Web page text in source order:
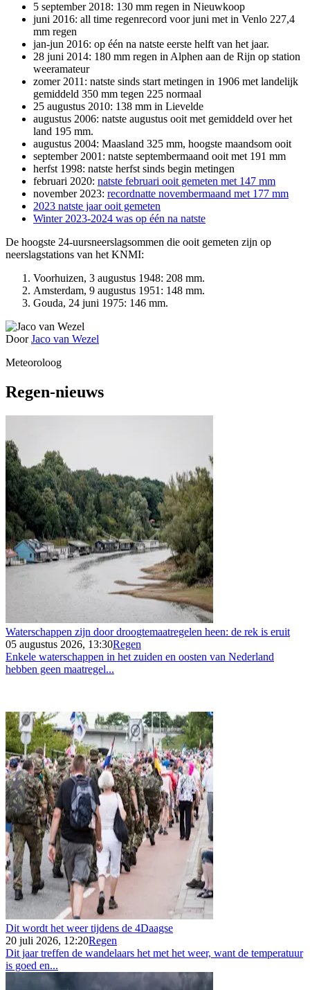
5 september 2018: 130 mm regen in Nieuwkoop
juni 2016: all time regenrecord voor juni met in Venlo 227,4
mm regen
jan-jun 2016: op één na natste eerste helft van het jaar.
28 juni 2014: 180 mm regen in Alphen aan de Rijn op station
weeramateur
zomer 2011: natste sinds start metingen in 1906 met landelijk
gemiddeld 350 mm tegen 225 normaal
25 augustus 2010: 138 mm in Lievelde
augustus 2006: natste augustus ooit met gemiddeld over het
land 195 mm.
augustus 2004: Maasland 325 mm, hoogste maandsom ooit
september 2001: natste septembermaand ooit met 191 mm
herfst 1998: natste herfst sinds begin metingen
februari 2020: natste februari ooit gemeten met 147 mm
november 2023: recordnatte novembermaand met 177 mm
2023 natste jaar ooit gemeten
Winter 2023-2024 was op één na natste
De hoogste 24-uursneerslagsommen die ooit gemeten zijn op
neerslagstations van het KNMI:
Voorhuizen, 3 augustus 1948: 208 mm.
Amsterdam, 9 augustus 1951: 148 mm.
Gouda, 24 juni 1975: 146 mm.
DoorJaco van Wezel
Meteoroloog
Regen-nieuws
Waterschappen zijn door droogtemaatregelen heen: de rek is eruit
05 augustus 2026, 13:30Regen
Enkele waterschappen in het zuiden en oosten van Nederland
hebben geen maatregel...
Dit wordt het weer tijdens de 4Daagse
20 juli 2026, 12:20Regen
Dit jaar treffen de wandelaars het met het weer, want de temperatuur
is goed en...